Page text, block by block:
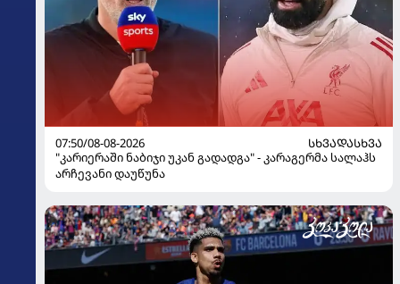
07:50/08-08-2026
ᲡᲮᲕᲐᲓᲐᲡᲮᲕᲐ
"კარიერაში ნაბიჯი უკან გადადგა" - კარაგერმა სალაჰს
არჩევანი დაუწუნა